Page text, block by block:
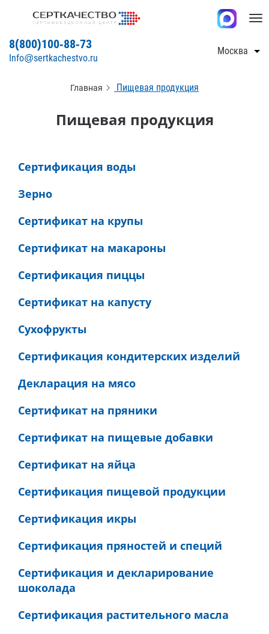
8(800)100-88-73
Info@sertkachestvo.ru
Москва
Главная Пищевая продукция
Пищевая продукция
Сертификация воды
Зерно
Сертификат на крупы
Сертификат на макароны
Сертификация пиццы
Сертификат на капусту
Сухофрукты
Сертификация кондитерских изделий
Декларация на мясо
Сертификат на пряники
Сертификат на пищевые добавки
Сертификат на яйца
Сертификация пищевой продукции
Сертификация икры
Сертификация пряностей и специй
Сертификация и декларирование
шоколада
Сертификация растительного масла